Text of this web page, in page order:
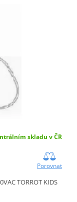
skladu v ČR
Porovnat
TORROT KIDS